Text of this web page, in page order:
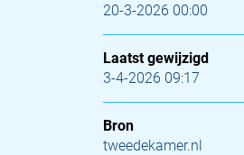
20-3-2026 00:00
Laatst gewijzigd
3-4-2026 09:17
Bron
tweedekamer.nl